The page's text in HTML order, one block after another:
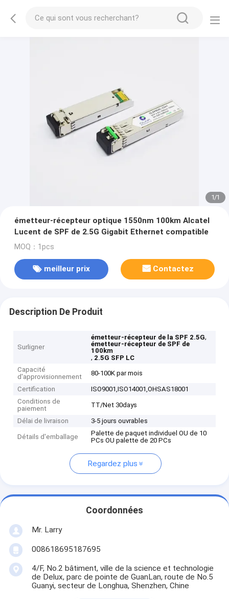
1/1
émetteur-récepteur optique 1550nm 100km Alcatel
Lucent de SPF de 2.5G Gigabit Ethernet compatible
MOQ：1pcs
meilleur prix Contactez
Description De Produit
Surligner
émetteur-récepteur de la SPF 2.5G,
émetteur-récepteur de SPF de
100km
, 2.5G SFP LC
Capacité
d'approvisionnement
80-100K par mois
Certification
ISO9001,ISO14001,OHSAS18001
Conditions de
paiement
TT/Net 30days
Délai de livraison 3-5 jours ouvrables
Détails d'emballage
Palette de paquet individuel OU de 10
PCs OU palette de 20 PCs
Regardez plus
Coordonnées
Mr. Larry
008618695187695
4/F, No.2 bâtiment, ville de la science et technologie
de Delux, parc de pointe de GuanLan, route de No.5
Guanyi, secteur de Longhua, Shenzhen, Chine